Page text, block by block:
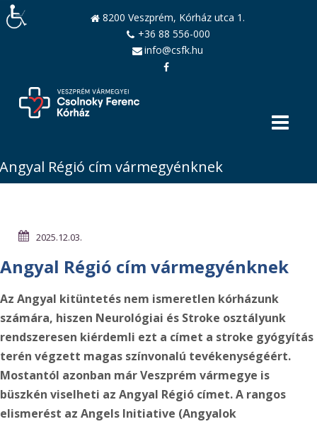
8200 Veszprém, Kórház utca 1.
+36 88 556-000
info@csfk.hu
Régió cím vármegyénknek
2025.12.03.
Angyal Régió cím vármegyénknek
Az Angyal kitüntetés nem ismeretlen kórházunk
számára, hiszen Neurológiai és Stroke osztályunk
rendszeresen kiérdemli ezt a címet a stroke gyógyítás
terén végzett magas színvonalú tevékenységéért.
Mostantól azonban már Veszprém vármegye is
büszkén viselheti az Angyal Régió címet. A rangos
elismerést az Angels Initiative (Angyalok